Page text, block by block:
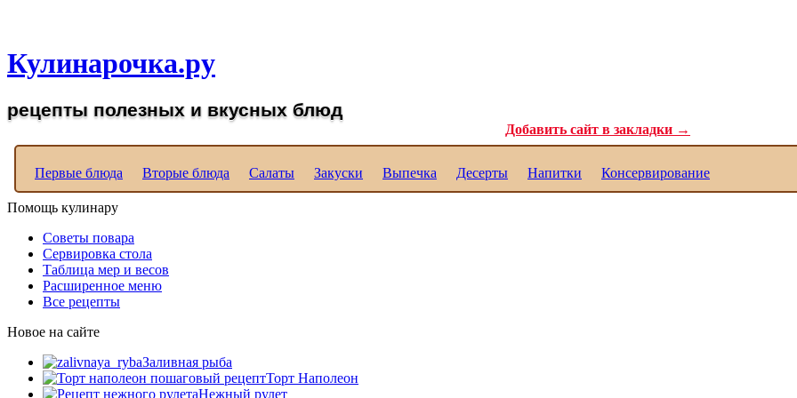
Кулинарочка.ру
рецепты полезных и вкусных блюд
Добавить сайт в закладки →
Первые блюда Вторые блюда Салаты Закуски Выпечка Десерты Напитки Консервирование
Помощь кулинару
Советы повара
Сервировка стола
Таблица мер и весов
Расширенное меню
Все рецепты
Новое на сайте
Заливная рыба
Торт Наполеон
Нежный рулет